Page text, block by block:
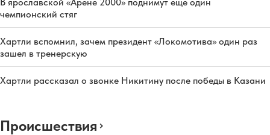
чемпионский стяг
Хартли вспомнил, зачем президент «Локомотива» один раз
зашел в тренерскую
Хартли рассказал о звонке Никитину после победы в Казани
Происшествия